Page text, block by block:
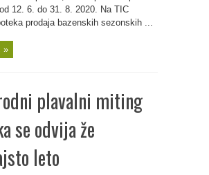
12. 6. do 31. 8. 2020. Na TIC
prodaja bazenskih sezonskih ...
»
plavalni miting
se odvija že
leto